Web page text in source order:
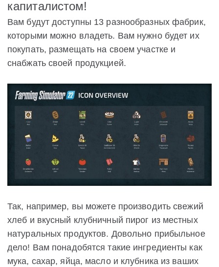
капиталистом!
Вам будут доступны 13 разнообразных фабрик,
которыми можно владеть. Вам нужно будет их
покупать, размещать на своем участке и
снабжать своей продукцией.
Так, например, вы можете производить свежий
хлеб и вкусный клубничный пирог из местных
натуральных продуктов. Довольно прибыльное
дело! Вам понадобятся такие ингредиенты как
мука, сахар, яйца, масло и клубника из ваших